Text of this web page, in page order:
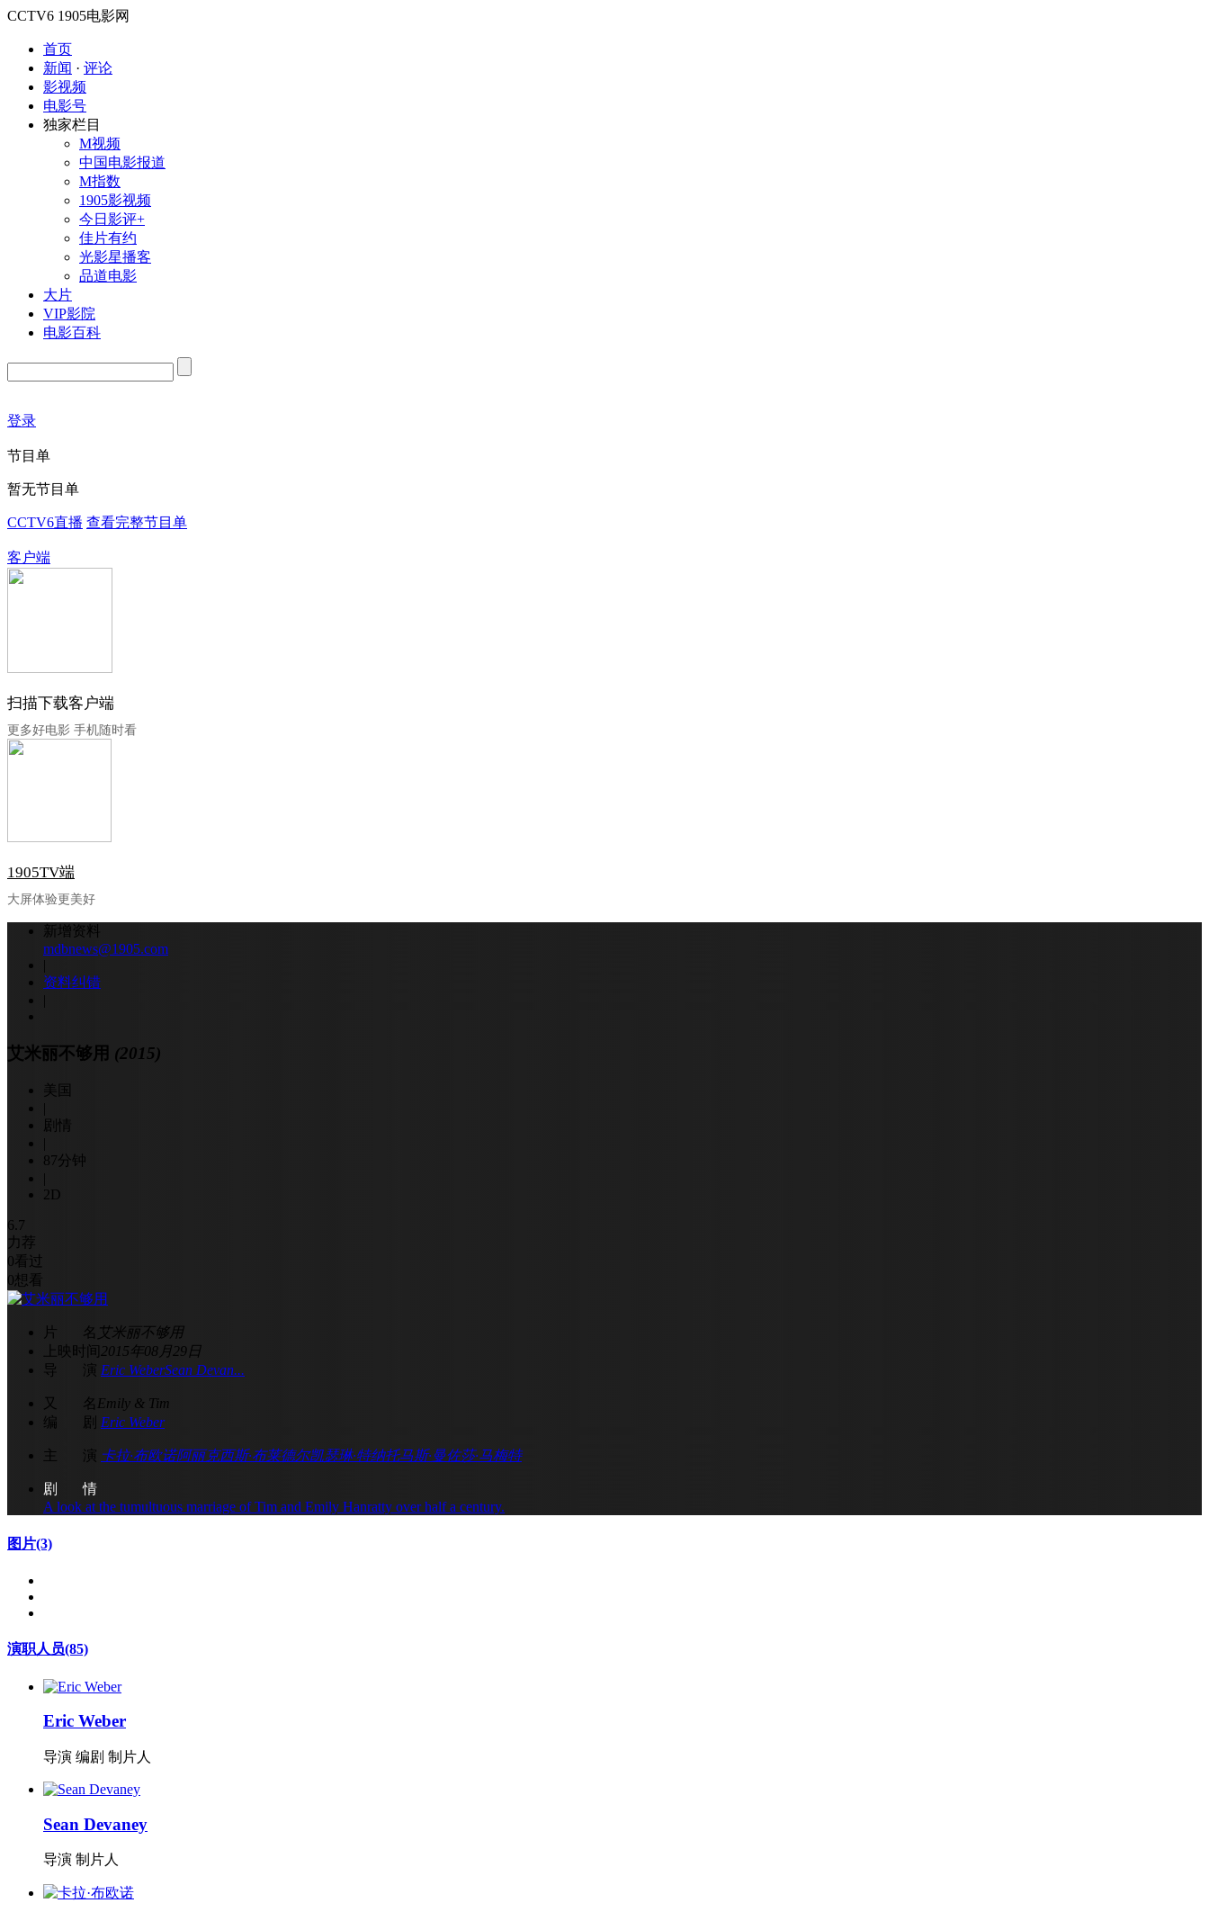
CCTV6 1905电影网
首页
新闻 · 评论
影视频
电影号
独家栏目
M视频
中国电影报道
M指数
1905影视频
今日影评+
佳片有约
光影星播客
品道电影
大片
VIP影院
电影百科
登录
节目单
暂无节目单
CCTV6直播 查看完整节目单
客户端
扫描下载客户端
更多好电影 手机随时看
1905TV端
大屏体验更美好
新增资料
mdbnews@1905.com
|
资料纠错
|
艾米丽不够用 (2015)
美国
|
剧情
|
87分钟
|
2D
6.7
力荐
0看过
0想看
片 名 艾米丽不够用
上映时间2015年08月29日
导 演 Eric WeberSean Devan...
又 名 Emily & Tim
编 剧
Eric Weber
主 演 卡拉·布欧诺阿丽克西斯·布莱德尔凯瑟琳·特纳托马斯·曼佐莎·马梅特
剧 情
A look at the tumultuous marriage of Tim and Emily Hanratty over half a century.
图片(3)
演职人员(85)
Eric Weber
导演 编剧 制片人
Sean Devaney
导演 制片人